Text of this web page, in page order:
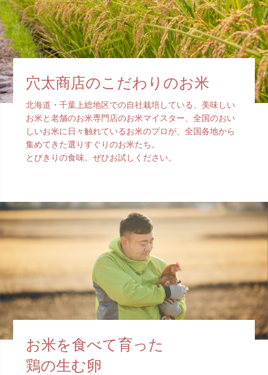
穴太商店のこだわりのお米
北海道・千葉上総地区での自社栽培している、美味しい
お米と老舗のお米専門店のお米マイスター、全国のおい
しいお米に日々触れているお米のプロが、 全国各地から
集めてきた選りすぐりのお米たち。
とびきりの食味。ぜひお試しください。
お米を食べて育った
鶏の生む卵